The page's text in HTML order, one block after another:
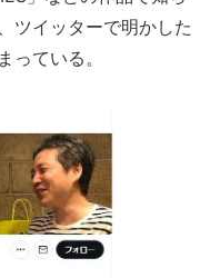
ツイッターで明かした
っている。